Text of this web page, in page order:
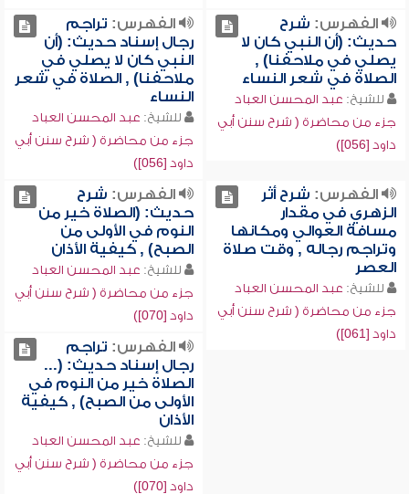
الفهرس: شرح
حديث: (أن النبي كان لا
يصلي في ملاحفنا) ,
الصلاة في شعر النساء
للشيخ: عبد المحسن العباد
جزء من محاضرة ( شرح سنن أبي
داود [056])
الفهرس: تراجم
رجال إسناد حديث: (أن
النبي كان لا يصلي في
ملاحفنا) , الصلاة في شعر
النساء
للشيخ: عبد المحسن العباد
جزء من محاضرة ( شرح سنن أبي
داود [056])
الفهرس: شرح أثر
الزهري في مقدار
مسافة العوالي ومكانها
وتراجم رجاله , وقت صلاة
العصر
للشيخ: عبد المحسن العباد
جزء من محاضرة ( شرح سنن أبي
داود [061])
الفهرس: شرح
حديث: (الصلاة خير من
النوم في الأولى من
الصبح) , كيفية الأذان
للشيخ: عبد المحسن العباد
جزء من محاضرة ( شرح سنن أبي
داود [070])
الفهرس: تراجم
رجال إسناد حديث: (...
الصلاة خير من النوم في
الأولى من الصبح) , كيفية
الأذان
للشيخ: عبد المحسن العباد
جزء من محاضرة ( شرح سنن أبي
داود [070])